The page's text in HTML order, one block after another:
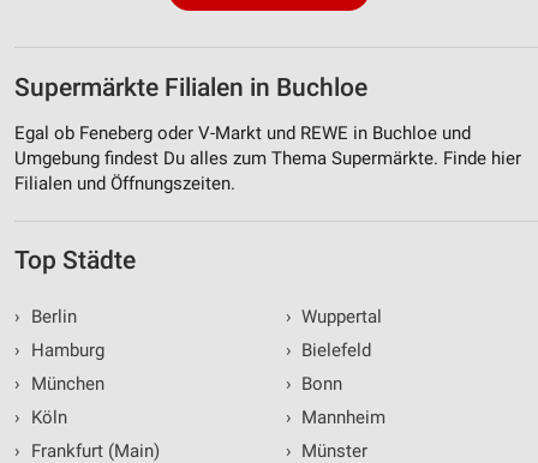
Supermärkte Filialen in Buchloe
Egal ob Feneberg oder V-Markt und REWE in Buchloe und
Umgebung findest Du alles zum Thema Supermärkte. Finde hier
Filialen und Öffnungszeiten.
Top Städte
›
Berlin
›
Hamburg
›
München
›
Köln
›
Frankfurt (Main)
› Wuppertal
› Bielefeld
› Bonn
› Mannheim
› Münster